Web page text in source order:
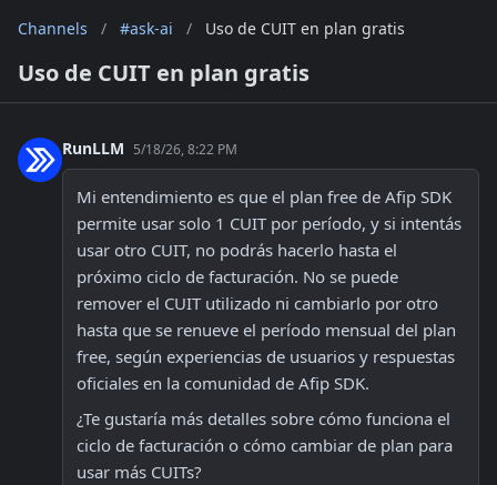
Channels / #ask-ai / Uso de CUIT en plan gratis
Uso de CUIT en plan gratis
RunLLM 5/18/26, 8:22 PM
Mi entendimiento es que el plan free de Afip SDK
permite usar solo 1 CUIT por período, y si intentás
usar otro CUIT, no podrás hacerlo hasta el
próximo ciclo de facturación. No se puede
remover el CUIT utilizado ni cambiarlo por otro
hasta que se renueve el período mensual del plan
free, según experiencias de usuarios y respuestas
oficiales en la comunidad de Afip SDK.
¿Te gustaría más detalles sobre cómo funciona el
ciclo de facturación o cómo cambiar de plan para
usar más CUITs?